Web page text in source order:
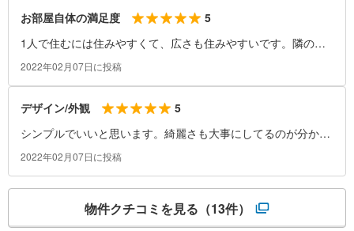
お部屋自体の満足度
5
1人で住むには住みやすくて、広さも住みやすいです。隣の部
屋の音もあまり聞こえないのでありがたいです
2022年02月07日に投稿
デザイン/外観
5
シンプルでいいと思います。綺麗さも大事にしてるのが分かっ
ていいです
2022年02月07日に投稿
物件クチコミを見る （13件）